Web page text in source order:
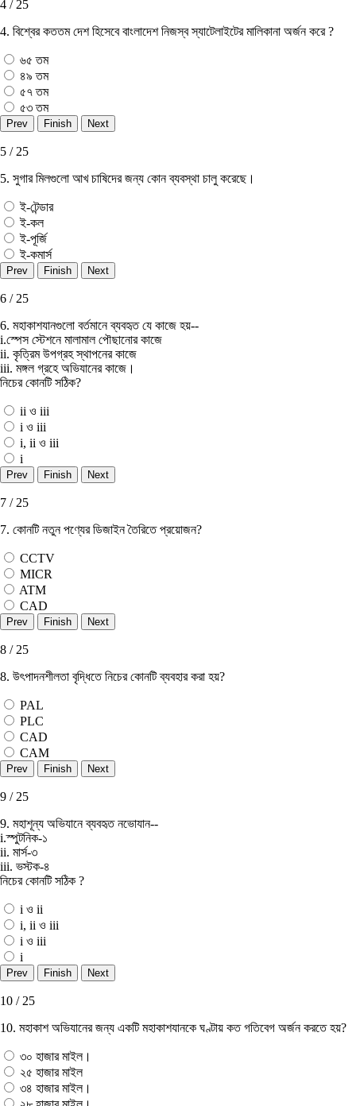
4 / 25
4. বিশ্বের কততম দেশ হিসেবে বাংলাদেশ নিজস্ব স্যাটেলাইটের মালিকানা অর্জন করে ?
৬৫ তম
৪৯ তম
৫৭ তম
৫৩ তম
5 / 25
5. সুগার মিলগুলাে আখ চাষিদের জন্য কোন ব্যবস্থা চালু করেছে।
ই-টেন্ডার
ই-কল
ই-পূর্জি
ই-কমার্স
6 / 25
6. মহাকাশযানগুলাে বর্তমানে ব্যবহৃত যে কাজে হয়--
i.স্পেস স্টেশনে মালামাল পৌছানাের কাজে
ii. কৃত্রিম উপগ্রহ স্থাপনের কাজে
iii. মঙ্গল গ্রহে অভিযানের কাজে।
নিচের কোনটি সঠিক?
ii ও iii
i ও iii
i, ii ও iii
i
7 / 25
7. কোনটি নতুন পণ্যের ডিজাইন তৈরিতে প্রয়ােজন?
CCTV
MICR
ATM
CAD
8 / 25
8. উৎপাদনশীলতা বৃদ্ধিতে নিচের কোনটি ব্যবহার করা হয়?
PAL
PLC
CAD
CAM
9 / 25
9. মহাশূন্য অভিযানে ব্যবহৃত নভােযান--
i.স্পুটনিক-১
ii. মার্স-৩
iii. ভস্টক-৪
নিচের কোনটি সঠিক ?
i ও ii
i, ii ও iii
i ও iii
i
10 / 25
10. মহাকাশ অভিযানের জন্য একটি মহাকাশযানকে ঘণ্টায় কত গতিবেগ অর্জন করতে হয়?
৩০ হাজার মাইল।
২৫ হাজার মাইল
৩৪ হাজার মাইল।